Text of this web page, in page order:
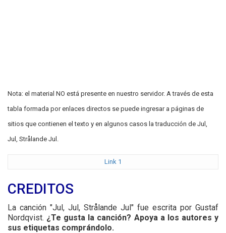
Nota: el material NO está presente en nuestro servidor. A través de esta
tabla formada por enlaces directos se puede ingresar a páginas de
sitios que contienen el texto y en algunos casos la traducción de Jul,
Jul, Strålande Jul.
Link 1
CREDITOS
La canción "Jul, Jul, Strålande Jul" fue escrita por Gustaf
Nordqvist. ¿Te gusta la canción? Apoya a los autores y
sus etiquetas comprándolo.